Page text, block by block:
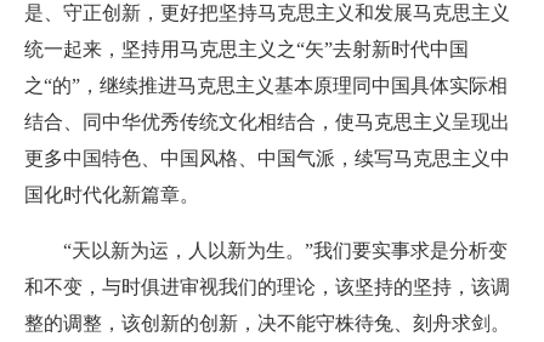
是、守正创新，更好把坚持马克思主义和发展马克思主义
统一起来，坚持用马克思主义之“矢”去射新时代中国
之“的”，继续推进马克思主义基本原理同中国具体实际相
结合、同中华优秀传统文化相结合，使马克思主义呈现出
更多中国特色、中国风格、中国气派，续写马克思主义中
国化时代化新篇章。
“天以新为运，人以新为生。”我们要实事求是分析变
和不变，与时俱进审视我们的理论，该坚持的坚持，该调
整的调整，该创新的创新，决不能守株待兔、刻舟求剑。